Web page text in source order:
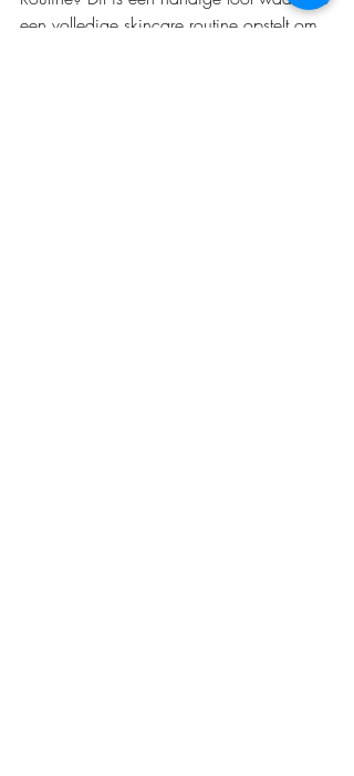
een volledige skincare routine opstelt om